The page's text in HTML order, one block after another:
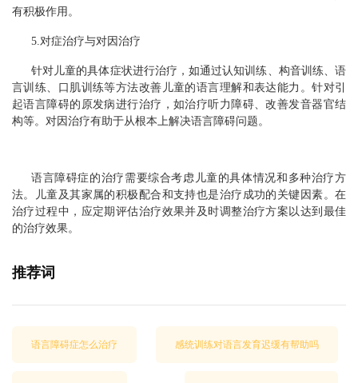
有积极作用。
5.对症治疗与对因治疗
针对儿童的具体症状进行治疗，如通过认知训练、构音训练、语
言训练、口肌训练等方法改善儿童的语言理解和表达能力。针对引
起语言障碍的原发病进行治疗，如治疗听力障碍、改善发音器官结
构等。对因治疗有助于从根本上解决语言障碍问题。
语言障碍症的治疗需要综合考虑儿童的具体情况和多种治疗方
法。儿童及其家属的积极配合和支持也是治疗成功的关键因素。在
治疗过程中，应定期评估治疗效果并及时调整治疗方案以达到最佳
的治疗效果。
推荐词
语言障碍症怎么治疗 感统训练对语言发育迟缓有帮助吗